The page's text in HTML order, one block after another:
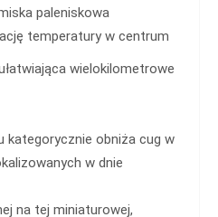
paleniskowa
temperatury w centrum
wielokilometrowe
kategorycznie obniża cug w
w dnie
na tej miniaturowej,